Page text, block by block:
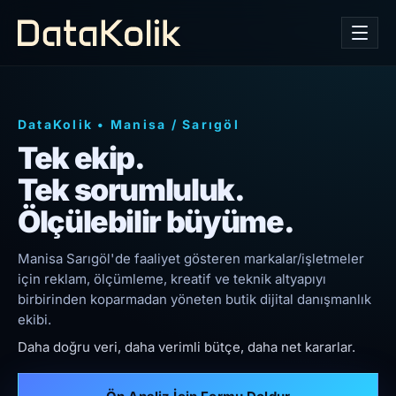
DataKolik • Manisa /Sarıgöl
Tek ekip.
Tek sorumluluk.
Ölçülebilir büyüme.
Manisa Sarıgöl'de faaliyet gösteren markalar/işletmeler
için reklam, ölçümleme, kreatif ve teknik altyapıyı
birbirinden koparmadan yöneten butik dijital danışmanlık
ekibi.
Daha doğru veri, daha verimli bütçe, daha net kararlar.